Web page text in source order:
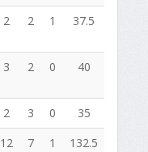
2 2 1 37.5
3 2 0 40
2 3 0
35
12 7 1 132.5